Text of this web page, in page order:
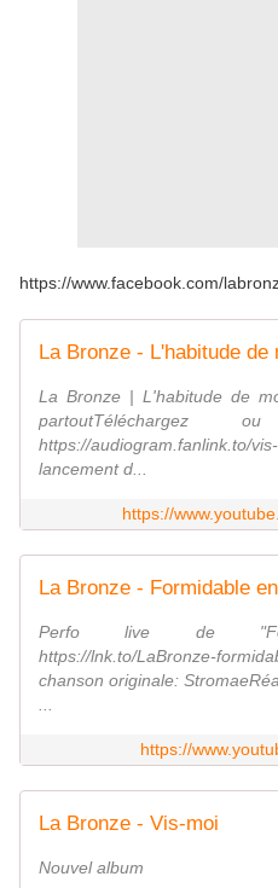
https://www.facebook.com/
La Bronze - L'habitude de
La Bronze | L'habitude de
https://audiogram.fanlink.to/
lancement d...
https://
La Bronze - Formidable
Perfo live de
https://lnk.to/LaBronze-
chanson originale:
https://
La Bronze - Vis-moi
Nouvel album